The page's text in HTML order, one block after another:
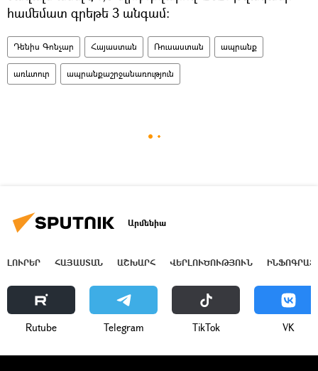
համեմատ գրեթե 3 անգամ։
Դենիս Գոնչար Հայաստան Ռուսաստան ապրանք
առևտուր ապրանքաշրջանառություն
Արմենիա
ԼՈՒՐԵՐ ՀԱՅԱՍՏԱՆ ԱՇԽԱՐՀ ՎԵՐԼՈՒԾՈՒԹՅՈՒՆ
Rutube Telegram ТikТоk VK